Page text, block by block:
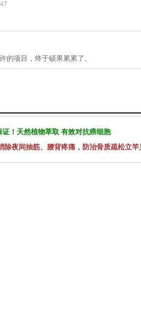
的项目，终于硕果累累了。
！天然植物萃取 有效对抗癌细胞
除夜间抽筋、腰背疼痛，防治骨质疏松立竿